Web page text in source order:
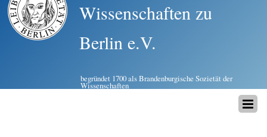
Wissenschaften zu
Berlin e.V.
begründet 1700 als Brandenburgische Sozietät der
Wissenschaften